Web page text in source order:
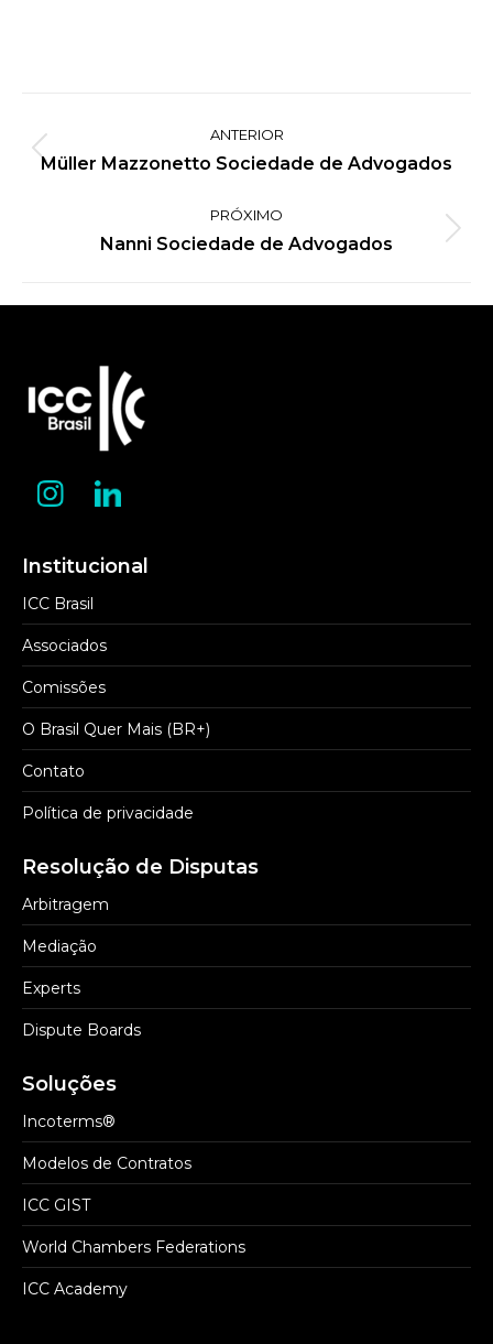
navigation
ANTERIOR
Previous
Müller Mazzonetto Sociedade de Advogados
PRÓXIMO
Next
Nanni Sociedade de Advogados
Institucional
ICC Brasil
Associados
Comissões
O Brasil Quer Mais (BR+)
Contato
Política de privacidade
Resolução de Disputas
Arbitragem
Mediação
Experts
Dispute Boards
Soluções
Incoterms®
Modelos de Contratos
ICC GIST
World Chambers Federations
ICC Academy